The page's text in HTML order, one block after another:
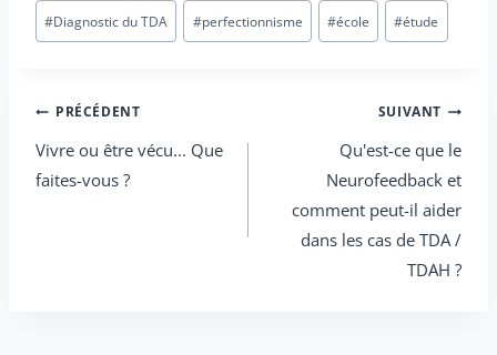
postes
:
#Diagnostic du TDA #perfectionnisme #école #étude
Navigation
de
PRÉCÉDENT
Vivre ou être vécu... Que
faites-vous ?
SUIVANT
Qu'est-ce que le
Neurofeedback et
comment peut-il aider
dans les cas de TDA /
TDAH ?